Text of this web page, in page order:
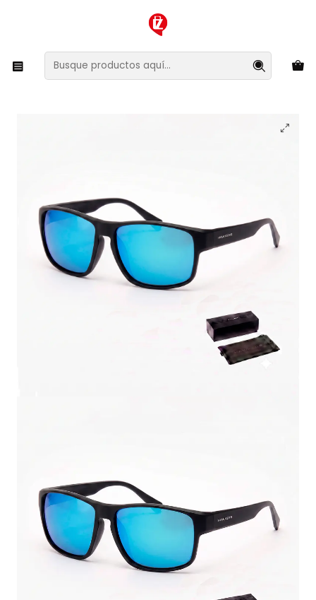
XMAS SALE ¡Compra antes de que la oferta termine!
Lentes y Accesorios Lentes de Sol
Lentes de Sol Polarizado Hawkers Faster Raw
HFRA22BFTP - Talla 58mm